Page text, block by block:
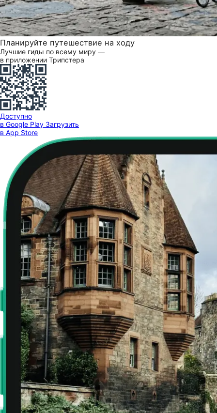
Планируйте путешествие на ходу
Лучшие гиды по всему миру —
в приложении Трипстера
Доступно
в Google Play Загрузить
в App Store